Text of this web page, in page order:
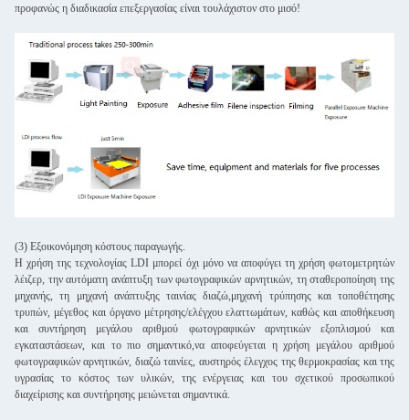
προφανώς η διαδικασία επεξεργασίας είναι τουλάχιστον στο μισό!
(3) Εξοικονόμηση κόστους παραγωγής.
Η χρήση της τεχνολογίας LDI μπορεί όχι μόνο να αποφύγει τη χρήση φωτομετρητών
λέιζερ, την αυτόματη ανάπτυξη των φωτογραφικών αρνητικών, τη σταθεροποίηση της
μηχανής, τη μηχανή ανάπτυξης ταινίας διαζώ,μηχανή τρύπησης και τοποθέτησης
τρυπών, μέγεθος και όργανο μέτρησης/ελέγχου ελαττωμάτων, καθώς και αποθήκευση
και συντήρηση μεγάλου αριθμού φωτογραφικών αρνητικών εξοπλισμού και
εγκαταστάσεων, και το πιο σημαντικό,να αποφεύγεται η χρήση μεγάλου αριθμού
φωτογραφικών αρνητικών, διαζώ ταινίες, αυστηρός έλεγχος της θερμοκρασίας και της
υγρασίας το κόστος των υλικών, της ενέργειας και του σχετικού προσωπικού
διαχείρισης και συντήρησης μειώνεται σημαντικά.